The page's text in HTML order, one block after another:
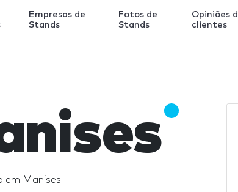
Empresas de
Stands
Fotos de
Stands
Opiniões
clientes
em Manises.